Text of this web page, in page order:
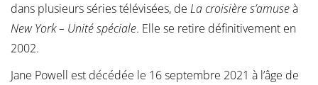
dans plusieurs séries télévisées, de La croisière s’amuseà
New York – Unité spéciale. Elle se retire définitivement en
2002.
Jane Powell est décédée le 16 septembre 2021 à l’âge de